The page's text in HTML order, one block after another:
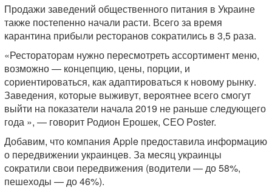
Продажи заведений общественного питания в Украине
также постепенно начали расти. Всего за время
карантина прибыли ресторанов сократились в 3,5 раза.
«Рестораторам нужно пересмотреть ассортимент меню,
возможно — концепцию, цены, порции, и
сориентироваться, как адаптироваться к новому рынку.
Заведения, которые выживут, вероятнее всего смогут
выйти на показатели начала 2019 не раньше следующего
года », — говорит Родион Ерошек, СЕО Poster.
Добавим, что компания Apple предоставила информацию
о передвижении украинцев. За месяц украинцы
сократили свои передвижения (водители — до 58%,
пешеходы — до 46%).